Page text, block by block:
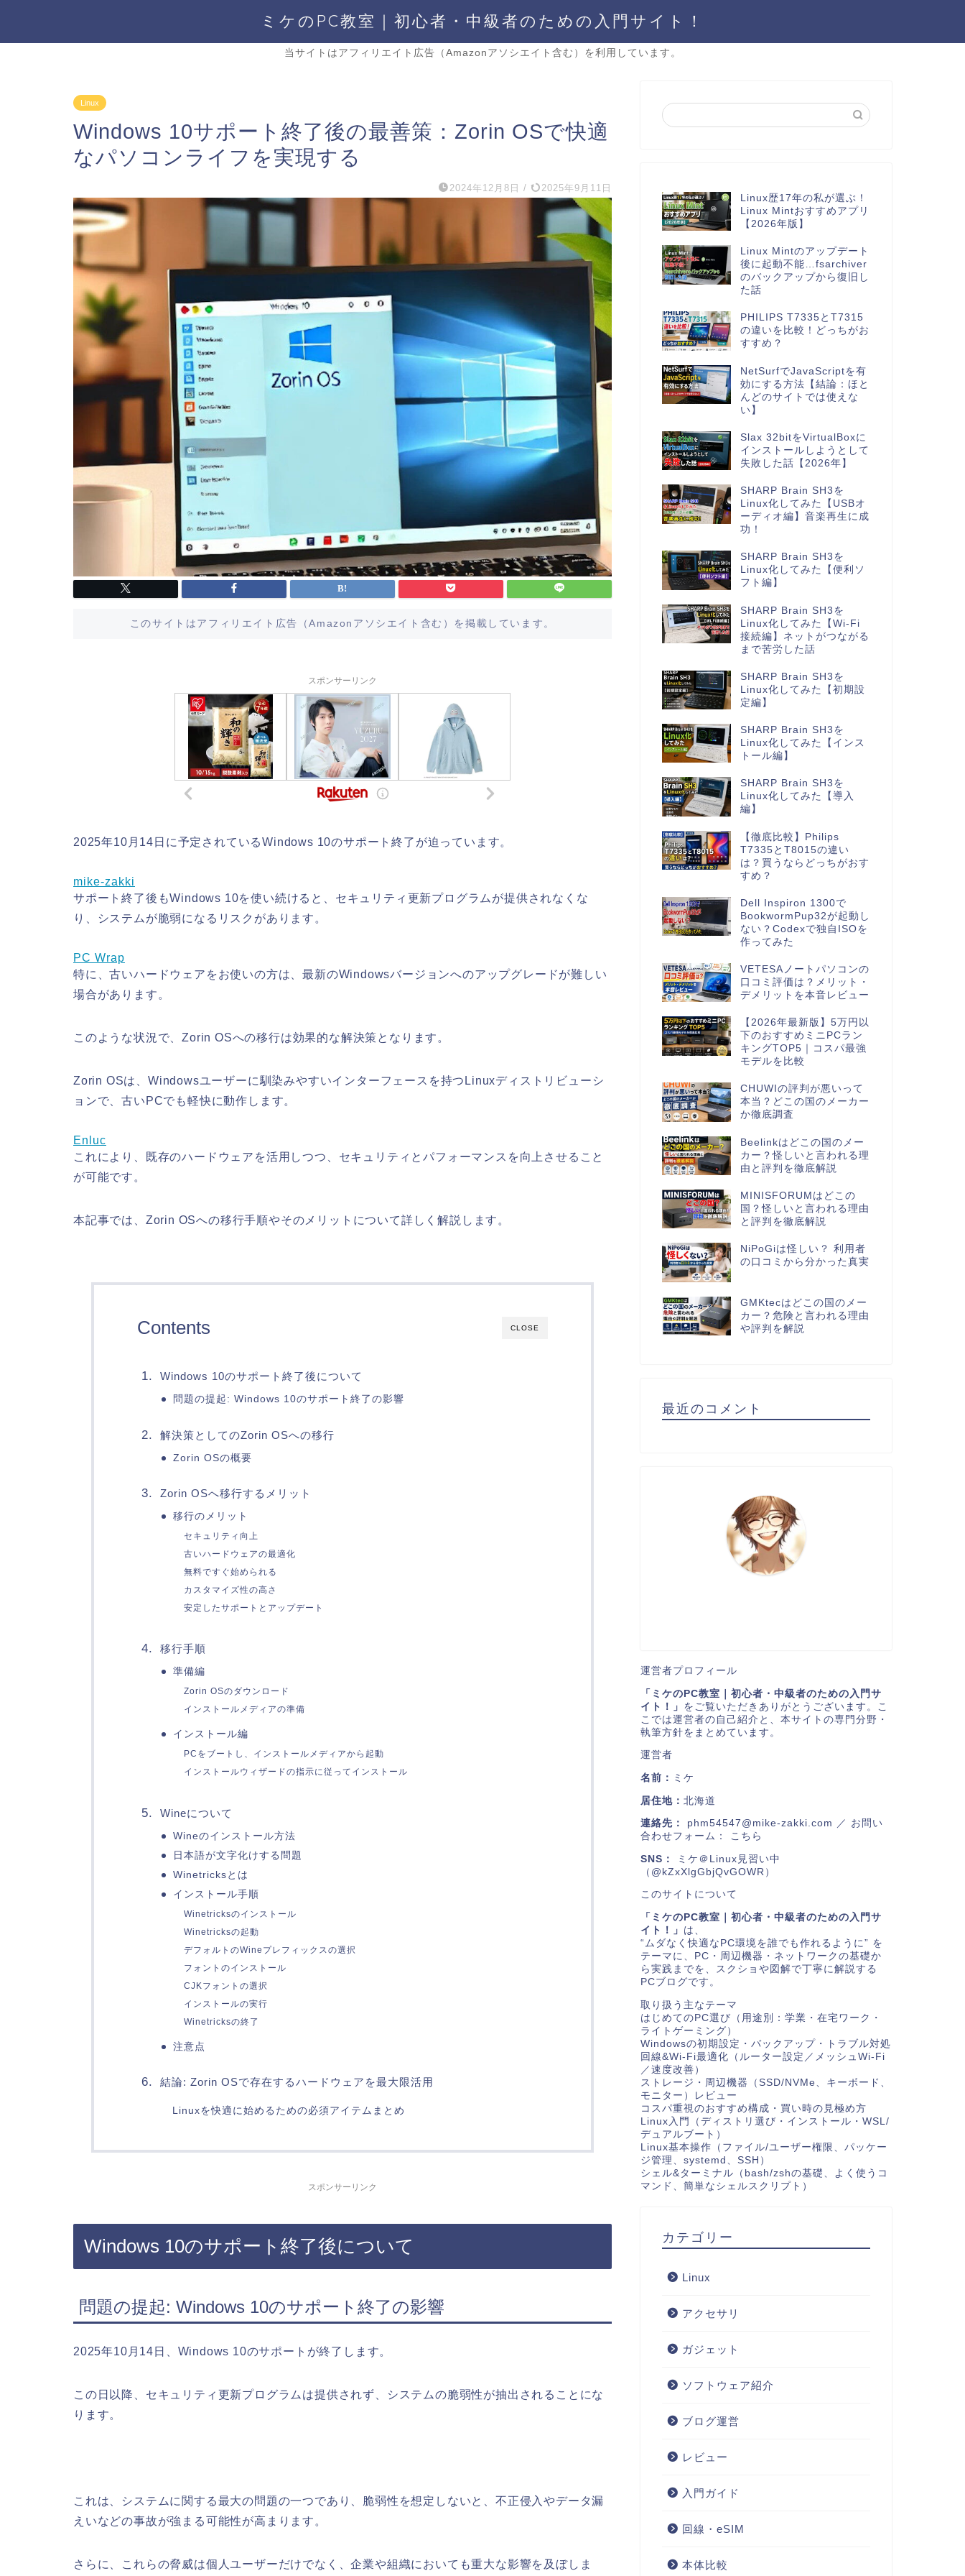
ミケのPC教室｜初心者・中級者のための入門サイト！
当サイトはアフィリエイト広告（Amazonアソシエイト含む）を利用しています。
Linux
Windows 10サポート終了後の最善策：Zorin OSで快適
なパソコンライフを実現する
2024年12月8日 / 2025年9月11日
このサイトはアフィリエイト広告（Amazonアソシエイト含む）を掲載しています。
スポンサーリンク
2025年10月14日に予定されているWindows 10のサポート終了が迫っています。
mike-zakki
サポート終了後もWindows 10を使い続けると、セキュリティ更新プログラムが提供されなくな
り、システムが脆弱になるリスクがあります。
PC Wrap
特に、古いハードウェアをお使いの方は、最新のWindowsバージョンへのアップグレードが難しい
場合があります。
このような状況で、Zorin OSへの移行は効果的な解決策となります。
Zorin OSは、Windowsユーザーに馴染みやすいインターフェースを持つLinuxディストリビューシ
ョンで、古いPCでも軽快に動作します。
Enluc
これにより、既存のハードウェアを活用しつつ、セキュリティとパフォーマンスを向上させること
が可能です。
本記事では、Zorin OSへの移行手順やそのメリットについて詳しく解説します。
CLOSE
Contents
Windows 10のサポート終了後について
問題の提起: Windows 10のサポート終了の影響
解決策としてのZorin OSへの移行
Zorin OSの概要
Zorin OSへ移行するメリット
移行のメリット
セキュリティ向上
古いハードウェアの最適化
無料ですぐ始められる
カスタマイズ性の高さ
安定したサポートとアップデート
移行手順
準備編
Zorin OSのダウンロード
インストールメディアの準備
インストール編
PCをブートし、インストールメディアから起動
インストールウィザードの指示に従ってインストール
Wineについて
Wineのインストール方法
日本語が文字化けする問題
Winetricksとは
インストール手順
Winetricksのインストール
Winetricksの起動
デフォルトのWineプレフィックスの選択
フォントのインストール
CJKフォントの選択
インストールの実行
Winetricksの終了
注意点
結論: Zorin OSで存在するハードウェアを最大限活用
Linuxを快適に始めるための必須アイテムまとめ
スポンサーリンク
Windows 10のサポート終了後について
問題の提起: Windows 10のサポート終了の影響
2025年10月14日、Windows 10のサポートが終了します。
この日以降、セキュリティ更新プログラムは提供されず、システムの脆弱性が抽出されることにな
ります。
これは、システムに関する最大の問題の一つであり、脆弱性を想定しないと、不正侵入やデータ漏
えいなどの事故が強まる可能性が高まります。
さらに、これらの脅威は個人ユーザーだけでなく、企業や組織においても重大な影響を及ぼしま
Linux歴17年の私が選ぶ！
Linux Mintおすすめアプリ
【2026年版】
Linux Mintのアップデート
後に起動不能…fsarchiver
のバックアップから復旧し
た話
PHILIPS T7335とT7315
の違いを比較！どっちがお
すすめ？
NetSurfでJavaScriptを有
効にする方法【結論：ほと
んどのサイトでは使えな
い】
Slax 32bitをVirtualBoxに
インストールしようとして
失敗した話【2026年】
SHARP Brain SH3を
Linux化してみた【USBオ
ーディオ編】音楽再生に成
功！
SHARP Brain SH3を
Linux化してみた【便利ソ
フト編】
SHARP Brain SH3を
Linux化してみた【Wi-Fi
接続編】ネットがつながる
まで苦労した話
SHARP Brain SH3を
Linux化してみた【初期設
定編】
SHARP Brain SH3を
Linux化してみた【インス
トール編】
SHARP Brain SH3を
Linux化してみた【導入
編】
【徹底比較】Philips
T7335とT8015の違い
は？買うならどっちがおす
すめ？
Dell Inspiron 1300で
BookwormPup32が起動し
ない？Codexで独自ISOを
作ってみた
VETESAノートパソコンの
口コミ評価は？メリット・
デメリットを本音レビュー
【2026年最新版】5万円以
下のおすすめミニPCラン
キングTOP5｜コスパ最強
モデルを比較
CHUWIの評判が悪いって
本当？どこの国のメーカー
か徹底調査
Beelinkはどこの国のメー
カー？怪しいと言われる理
由と評判を徹底解説
MINISFORUMはどこの
国？怪しいと言われる理由
と評判を徹底解説
NiPoGiは怪しい？ 利用者
の口コミから分かった真実
GMKtecはどこの国のメー
カー？危険と言われる理由
や評判を解説
最近のコメント
運営者プロフィール
「ミケのPC教室｜初心者・中級者のための入門サ
イト！」 をご覧いただきありがとうございます。こ
こでは運営者の自己紹介と、本サイトの専門分野・
執筆方針をまとめています。
運営者
名前： ミケ
居住地： 北海道
連絡先： phm54547@mike-zakki.com ／ お問い
合わせフォーム： こちら
SNS：
ミケ＠Linux見習い中
（@kZxXlgGbjQvGOWR）
このサイトについて
「ミケのPC教室｜初心者・中級者のための入門サ
イト！」 は、
“ムダなく快適なPC環境を誰でも作れるように” を
テーマに、PC・周辺機器・ネットワークの基礎か
ら実践までを、スクショや図解で丁寧に解説する
PCブログです。
取り扱う主なテーマ
はじめてのPC選び（用途別：学業・在宅ワーク・
ライトゲーミング）
Windowsの初期設定・バックアップ・トラブル対処
回線&Wi-Fi最適化（ルーター設定／メッシュWi-Fi
／速度改善）
ストレージ・周辺機器（SSD/NVMe、キーボード、
モニター）レビュー
コスパ重視のおすすめ構成・買い時の見極め方
Linux入門（ディストリ選び・インストール・WSL/
デュアルブート）
Linux基本操作（ファイル/ユーザー権限、パッケー
ジ管理、systemd、SSH）
シェル&ターミナル（bash/zshの基礎、よく使うコ
マンド、簡単なシェルスクリプト）
カテゴリー
Linux
アクセサリ
ガジェット
ソフトウェア紹介
ブログ運営
レビュー
入門ガイド
回線・eSIM
本体比較